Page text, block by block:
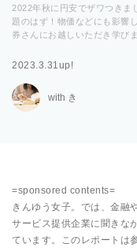
2022年秋に円安でザワつきま
題のはず！物価などにも影響
券さんにお越しいただき学びま
2023.3.31up!
with き
=sponsored contents=
きんゆう女子。では、金融
サービス提供企業に聞きな
ています。このレポートは